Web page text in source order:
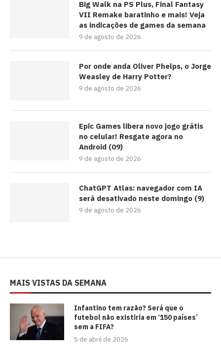
Big Walk na PS Plus, Final Fantasy
VII Remake baratinho e mais! Veja
as indicações de games da semana
9 de agosto de 2026
Por onde anda Oliver Phelps, o Jorge
Weasley de Harry Potter?
9 de agosto de 2026
Epic Games libera novo jogo grátis
no celular! Resgate agora no
Android (09)
9 de agosto de 2026
ChatGPT Atlas: navegador com IA
será desativado neste domingo (9)
9 de agosto de 2026
MAIS VISTAS DA SEMANA
⁠Infantino tem razão? Será que o
futebol não existiria em ‘150 países’
sem a FIFA?
5 de abril de 2026